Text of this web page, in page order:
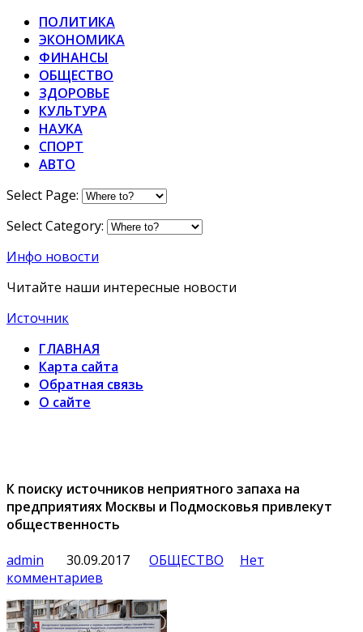
ПОЛИТИКА
ЭКОНОМИКА
ФИНАНСЫ
ОБЩЕСТВО
ЗДОРОВЬЕ
КУЛЬТУРА
НАУКА
СПОРТ
АВТО
Select Page:
Select Category:
Инфо новости
Читайте наши интересные новости
Источник
ГЛАВНАЯ
Карта сайта
Обратная связь
О сайте
К поиску источников неприятного запаха на
предприятиях Москвы и Подмосковья привлекут
общественность
admin
30.09.2017 ОБЩЕСТВО
Нет
комментариев